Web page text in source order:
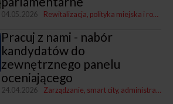
04.05.2026 Rewitalizacja, polityka miejska i rozwój
Pracuj z nami - nabór
kandydatów do
zewnętrznego panelu
oceniającego
24.04.2026 Zarządzanie, smart city, administracja